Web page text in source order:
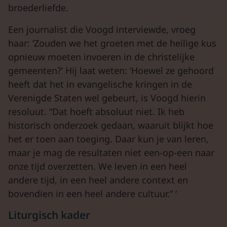
broederliefde.
Een journalist die Voogd interviewde, vroeg
haar: ‘Zouden we het groeten met de heilige kus
opnieuw moeten invoeren in de christelijke
gemeenten?’ Hij laat weten: ‘Hoewel ze gehoord
heeft dat het in evangelische kringen in de
Verenigde Staten wel gebeurt, is Voogd hierin
resoluut. “Dat hoeft absoluut niet. Ik heb
historisch onderzoek gedaan, waaruit blijkt hoe
het er toen aan toeging. Daar kun je van leren,
maar je mag de resultaten niet een-op-een naar
onze tijd overzetten. We leven in een heel
andere tijd, in een heel andere context en
bovendien in een heel andere cultuur.” ‘
Liturgisch kader